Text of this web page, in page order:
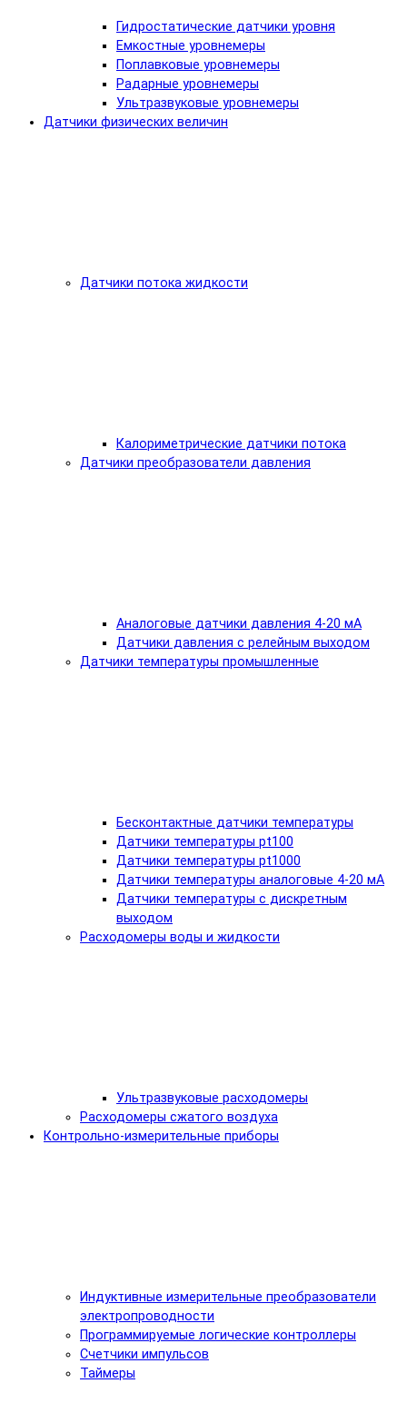
Гидростатические датчики уровня
Емкостные уровнемеры
Поплавковые уровнемеры
Радарные уровнемеры
Ультразвуковые уровнемеры
Датчики физических величин
Датчики потока жидкости
Калориметрические датчики потока
Датчики преобразователи давления
Аналоговые датчики давления 4-20 мА
Датчики давления с релейным выходом
Датчики температуры промышленные
Бесконтактные датчики температуры
Датчики температуры pt100
Датчики температуры pt1000
Датчики температуры аналоговые 4-20 мА
Датчики температуры с дискретным
выходом
Расходомеры воды и жидкости
Ультразвуковые расходомеры
Расходомеры сжатого воздуха
Контрольно-измерительные приборы
Индуктивные измерительные преобразователи
электропроводности
Программируемые логические контроллеры
Счетчики импульсов
Таймеры